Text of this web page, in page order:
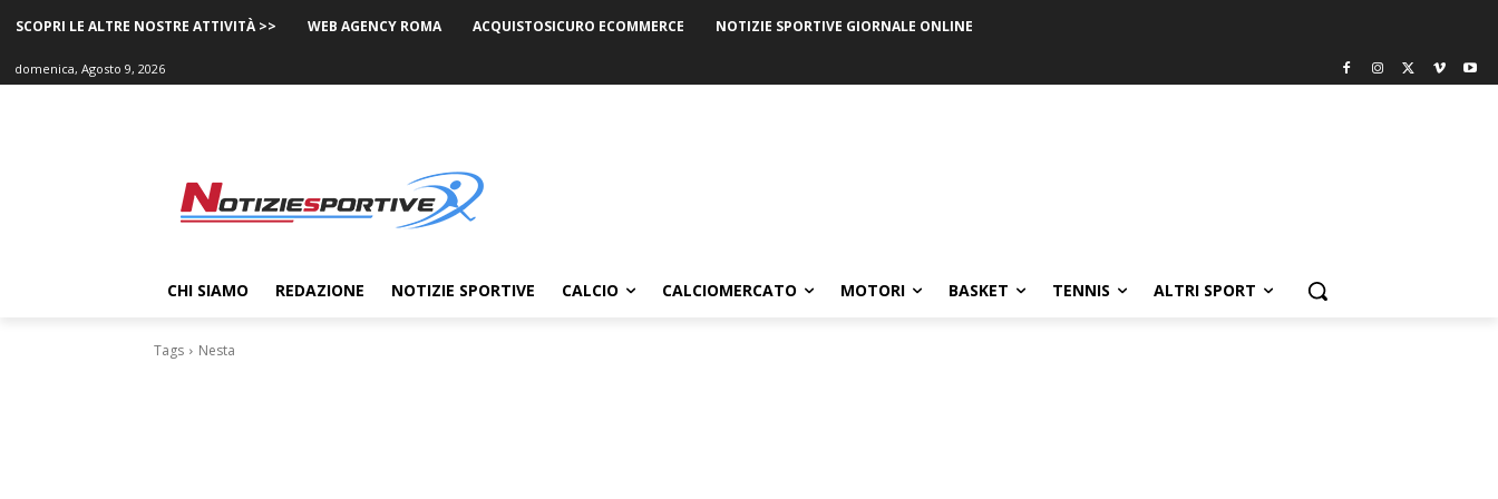
SCOPRI LE ALTRE NOSTRE ATTIVITÀ >> WEB AGENCY ROMA ACQUISTOSICURO ECOMMERCE NOTIZIE SPORTIVE GIORNALE ONLINE
domenica, Agosto 9, 2026
CHI SIAMO REDAZIONE NOTIZIE SPORTIVE CALCIO CALCIOMERCATO MOTORI BASKET TENNIS ALTRI SPORT
Tags Nesta